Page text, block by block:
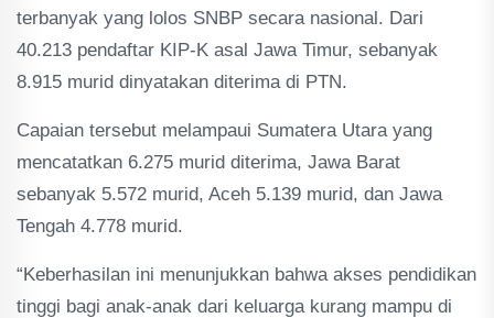
terbanyak yang lolos SNBP secara nasional. Dari
40.213 pendaftar KIP-K asal Jawa Timur, sebanyak
8.915 murid dinyatakan diterima di PTN.
Capaian tersebut melampaui Sumatera Utara yang
mencatatkan 6.275 murid diterima, Jawa Barat
sebanyak 5.572 murid, Aceh 5.139 murid, dan Jawa
Tengah 4.778 murid.
“Keberhasilan ini menunjukkan bahwa akses pendidikan
tinggi bagi anak-anak dari keluarga kurang mampu di